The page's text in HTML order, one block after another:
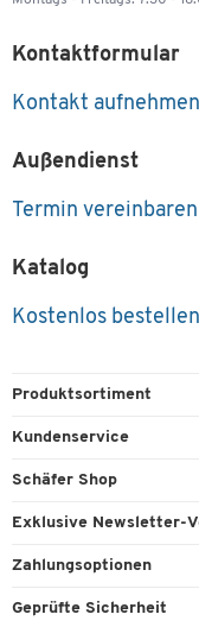
Kontaktformular
Kontakt aufnehmen
Außendienst
Termin vereinbaren
Katalog
Kostenlos bestellen
Produktsortiment
Büroausstattung
Reinigung & Hygiene
Technik
Kundenservice
Direktbestellung
Kontaktformulare
Lieferinformationen
Schäfer Shop
Services & Leistungen
Workplace Solutions
Exklusive Newsletter-
Zahlungsoptionen
Paypal
Geprüfte Sicherheit